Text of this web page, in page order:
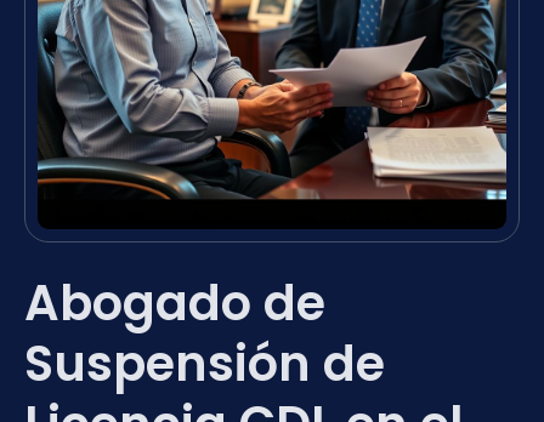
Abogado de
Suspensión de